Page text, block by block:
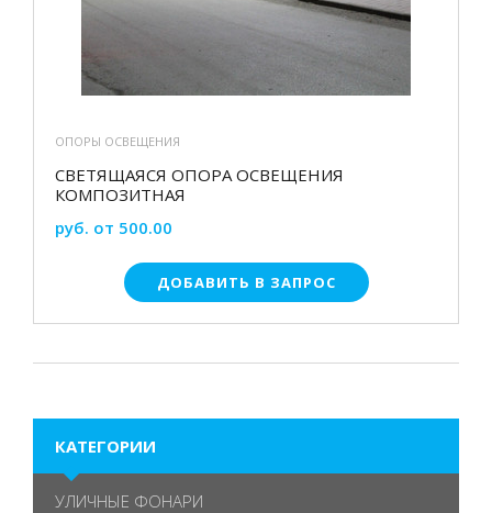
ОПОРЫ ОСВЕЩЕНИЯ
СВЕТЯЩАЯСЯ ОПОРА ОСВЕЩЕНИЯ
КОМПОЗИТНАЯ
руб. от 500.00
ДОБАВИТЬ В ЗАПРОС
КАТЕГОРИИ
УЛИЧНЫЕ ФОНАРИ